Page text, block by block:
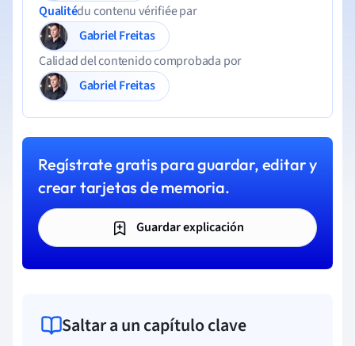
Qualitédu contenu vérifiée par
Gabriel Freitas
Calidad del contenido comprobada por
Gabriel Freitas
Regístrate gratis para guardar, editar y
crear tarjetas de memoria.
Guardar explicación
Saltar a un capítulo clave